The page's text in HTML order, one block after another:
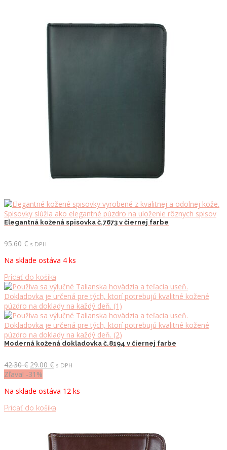
Elegantná kožená spisovka č.7673 v čiernej farbe
95.60 € s DPH
Na sklade ostáva 4 ks
Pridať do košíka
Moderná kožená dokladovka č.8194 v čiernej farbe
42.30€ Pôvodná
cena
42.30 €.
29.00 €Aktuálna
29.00 €.
s DPH
Zľava! -31%
Na sklade ostáva 12 ks
Pridať do košíka